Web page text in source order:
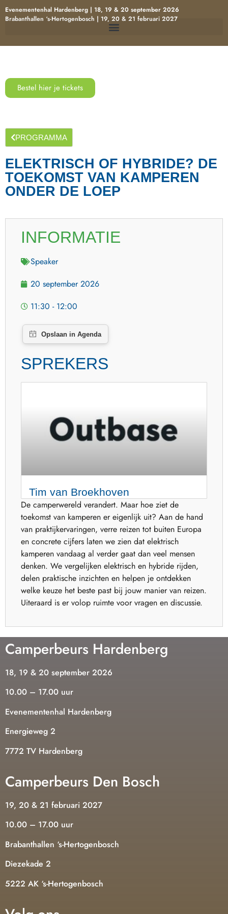
Evenementenhal Hardenberg | 18, 19 & 20 september 2026
Brabanthallen ‘s-Hertogenbosch | 19, 20 & 21 februari 2027
Bestel hier je tickets
PROGRAMMA
ELEKTRISCH OF HYBRIDE? DE
TOEKOMST VAN KAMPEREN
ONDER DE LOEP
INFORMATIE
Speaker
20 september 2026
11:30 - 12:00
SPREKERS
Tim van Broekhoven
De camperwereld verandert. Maar hoe ziet de
toekomst van kamperen er eigenlijk uit? Aan de hand
van praktijkervaringen, verre reizen tot buiten Europa
en concrete cijfers laten we zien dat elektrisch
kamperen vandaag al verder gaat dan veel mensen
denken. We vergelijken elektrisch en hybride rijden,
delen praktische inzichten en helpen je ontdekken
welke keuze het beste past bij jouw manier van reizen.
Uiteraard is er volop ruimte voor vragen en discussie.
Camperbeurs Hardenberg
18, 19 & 20 september 2026
10.00 – 17.00 uur
Evenementenhal Hardenberg
Energieweg 2
7772 TV Hardenberg
Camperbeurs Den Bosch
19, 20 & 21 februari 2027
10.00 – 17.00 uur
Brabanthallen ‘s-Hertogenbosch
Diezekade 2
5222 AK ‘s-Hertogenbosch